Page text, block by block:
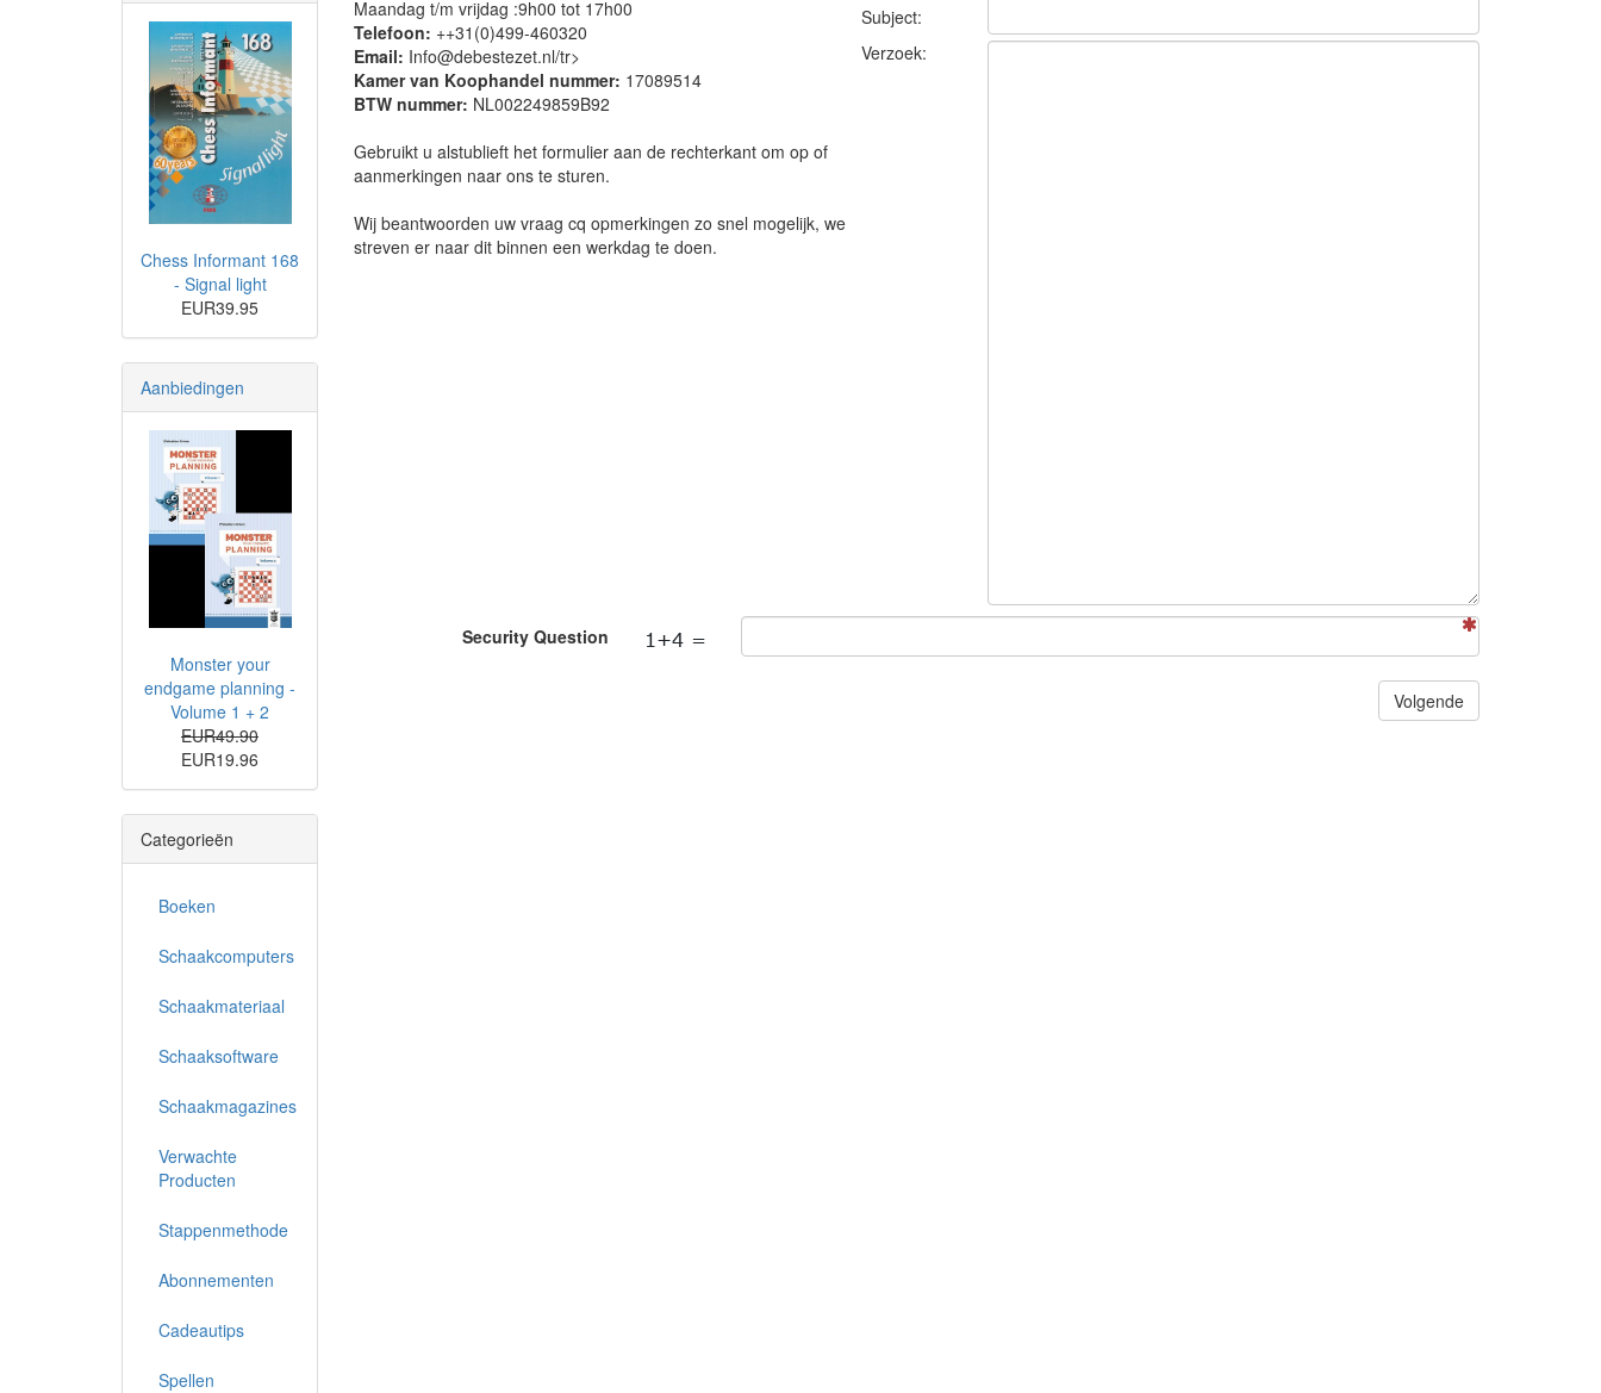
Maandag t/m vrijdag :9h00 tot 17h00
Telefoon: ++31(0)499-460320
Email: Info@debestezet.nl/tr>
Kamer van Koophandel nummer: 17089514
BTW nummer: NL002249859B92
Gebruikt u alstublieft het formulier aan de rechterkant om op of
aanmerkingen naar ons te sturen.
Wij beantwoorden uw vraag cq opmerkingen zo snel mogelijk, we
streven er naar dit binnen een werkdag te doen.
Subject:
Verzoek:
Security Question
Volgende
Chess Informant 168
- Signal light
EUR39.95
Aanbiedingen
Monster your
endgame planning -
Volume 1 + 2
EUR49.90
EUR19.96
Categorieën
Boeken
Schaakcomputers
Schaakmateriaal
Schaaksoftware
Schaakmagazines
Verwachte
Producten
Stappenmethode
Abonnementen
Cadeautips
Spellen